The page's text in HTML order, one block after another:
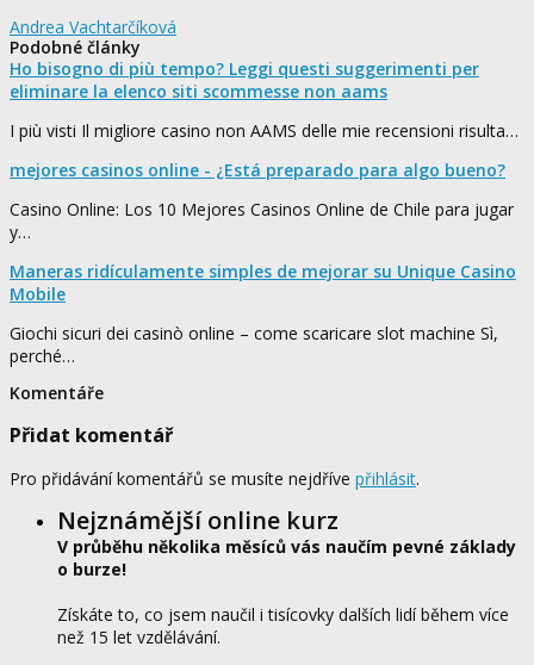
Andrea Vachtarčíková
Podobné články
Ho bisogno di più tempo? Leggi questi suggerimenti per
eliminare la elenco siti scommesse non aams
I più visti Il migliore casino non AAMS delle mie recensioni risulta…
mejores casinos online - ¿Está preparado para algo bueno?
Casino Online: Los 10 Mejores Casinos Online de Chile para jugar
y…
Maneras ridículamente simples de mejorar su Unique Casino
Mobile
Giochi sicuri dei casinò online – come scaricare slot machine Sì,
perché…
Komentáře
Přidat komentář
Pro přidávání komentářů se musíte nejdříve přihlásit.
Nejznámější online kurz
V průběhu několika měsíců vás naučím pevné základy
o burze!
Získáte to, co jsem naučil i tisícovky dalších lidí během více
než 15 let vzdělávání.